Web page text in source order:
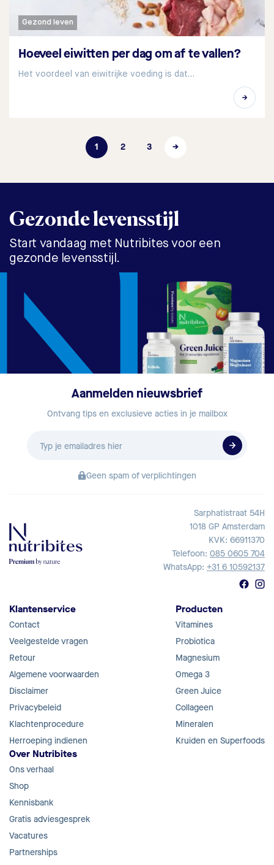
Gezond leven
Hoeveel eiwitten per dag om af te vallen?
Het voordeel van eiwitrijke voeding is dat…
1 2 3 →
Gezonde levensstijl
Start vandaag met Nutribites voor een
gezonde levensstijl.
Aanmelden nieuwsbrief
Ontvang tips en exclusieve acties in je mailbox
Geen spam of verplichtingen
Sarphatistraat 54H
1018 GP Amsterdam
KVK: 66911370
Telefoon: 085 0605 704
WhatsApp: +31 6 10592137
Klantenservice
Contact
Veelgestelde vragen
Retour
Algemene voorwaarden
Disclaimer
Privacybeleid
Klachtenprocedure
Herroeping indienen
Producten
Vitamines
Probiotica
Magnesium
Omega 3
Green Juice
Collageen
Mineralen
Kruiden en Superfoods
Over Nutribites
Ons verhaal
Shop
Kennisbank
Gratis adviesgesprek
Vacatures
Partnerships